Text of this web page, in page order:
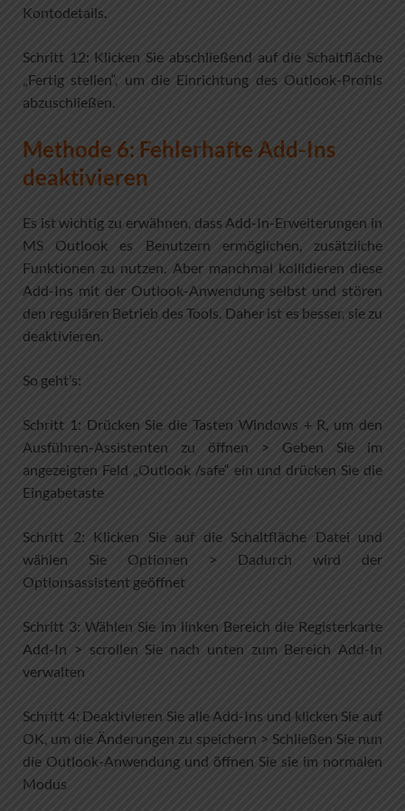
Kontodetails.
Schritt 12: Klicken Sie abschließend auf die Schaltfläche
„Fertig stellen“, um die Einrichtung des Outlook-Profils
abzuschließen.
Methode 6: Fehlerhafte Add-Ins
deaktivieren
Es ist wichtig zu erwähnen, dass Add-In-Erweiterungen in
MS Outlook es Benutzern ermöglichen, zusätzliche
Funktionen zu nutzen. Aber manchmal kollidieren diese
Add-Ins mit der Outlook-Anwendung selbst und stören
den regulären Betrieb des Tools. Daher ist es besser, sie zu
deaktivieren.
So geht’s:
Schritt 1: Drücken Sie die Tasten Windows + R, um den
Ausführen-Assistenten zu öffnen > Geben Sie im
angezeigten Feld „Outlook /safe“ ein und drücken Sie die
Eingabetaste
Schritt 2: Klicken Sie auf die Schaltfläche Datei und
wählen Sie Optionen > Dadurch wird der
Optionsassistent geöffnet
Schritt 3: Wählen Sie im linken Bereich die Registerkarte
Add-In > scrollen Sie nach unten zum Bereich Add-In
verwalten
Schritt 4: Deaktivieren Sie alle Add-Ins und klicken Sie auf
OK, um die Änderungen zu speichern > Schließen Sie nun
die Outlook-Anwendung und öffnen Sie sie im normalen
Modus